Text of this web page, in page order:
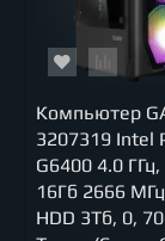
Компьютер
3207319 Intel
G6400 4.0
16Гб 2666
HDD 3Тб, 0,